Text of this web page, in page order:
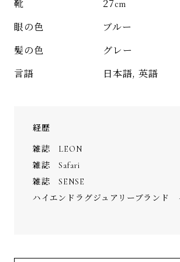
靴 27cm
眼の色 ブルー
髪の色 グレー
言語 日本語, 英語
経歴
雑誌 LEON
雑誌 Safari
雑誌 SENSE
ハイエンドラグジュアリーブランド